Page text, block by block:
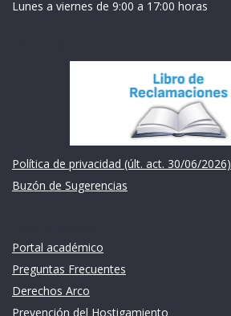
Lunes a viernes de 9:00 a 17:00 horas
Política de privacidad (últ. act. 30/06/2026)
Buzón de Sugerencias
Portal académico
Preguntas Frecuentes
Derechos Arco
Prevención del Hostigamiento